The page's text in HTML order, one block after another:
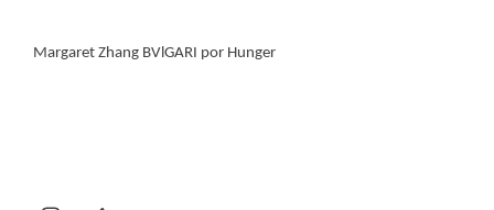
Margaret Zhang BVlGARI por Hunger